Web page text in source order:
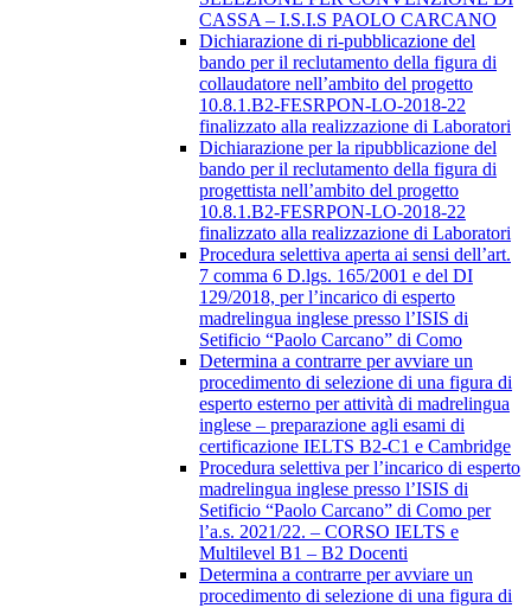
CASSA – I.S.I.S PAOLO CARCANO
Dichiarazione di ri-pubblicazione del
bando per il reclutamento della figura di
collaudatore nell’ambito del progetto
10.8.1.B2-FESRPON-LO-2018-22
finalizzato alla realizzazione di Laboratori
Dichiarazione per la ripubblicazione del
bando per il reclutamento della figura di
progettista nell’ambito del progetto
10.8.1.B2-FESRPON-LO-2018-22
finalizzato alla realizzazione di Laboratori
Procedura selettiva aperta ai sensi dell’art.
7 comma 6 D.lgs. 165/2001 e del DI
129/2018, per l’incarico di esperto
madrelingua inglese presso l’ISIS di
Setificio “Paolo Carcano” di Como
Determina a contrarre per avviare un
procedimento di selezione di una figura di
esperto esterno per attività di madrelingua
inglese – preparazione agli esami di
certificazione IELTS B2-C1 e Cambridge
Procedura selettiva per l’incarico di esperto
madrelingua inglese presso l’ISIS di
Setificio “Paolo Carcano” di Como per
l’a.s. 2021/22. – CORSO IELTS e
Multilevel B1 – B2 Docenti
Determina a contrarre per avviare un
procedimento di selezione di una figura di